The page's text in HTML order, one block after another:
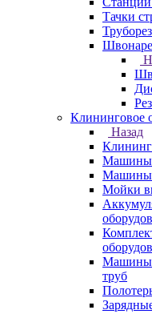
Тачки
Клининговое
Назад
Машины
Машины
Мойки
Машины
труб